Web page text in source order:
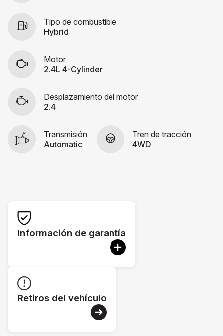
Tipo de combustible
Hybrid
Motor
2.4L 4-Cylinder
Desplazamiento del motor
2.4
Transmisión
Automatic
Tren de tracción
4WD
Información de garantía
Retiros del vehículo